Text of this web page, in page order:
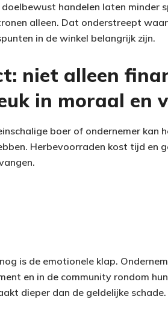
handelen laten minder
alleen. Dat onderstreept
in de winkel belangrijk zijn.
niet alleen
in moraal en
boer of ondernemer kan
Herbevoorraden kost tijd en
is de emotionele klap.
en in de community rondom
dieper dan de geldelijke schade.